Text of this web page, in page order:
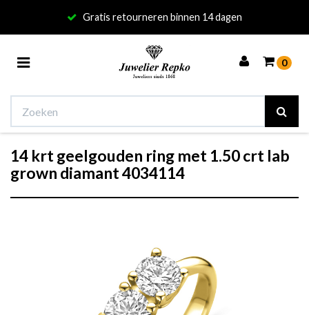
Gratis retourneren binnen 14 dagen
Toggle
0
Winkelwagen
14 krt geelgouden ring met 1.50 crt lab
grown diamant 4034114